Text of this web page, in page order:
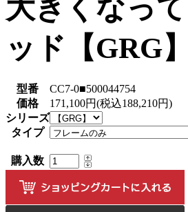
大きくなっ
ッド【GRG】
型番
CC7-0■500044754
価格
171,100円(税込188,210円)
シリーズ
タイプ
購入数